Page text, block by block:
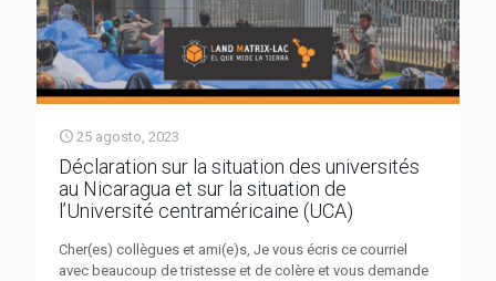
25 agosto, 2023
Déclaration sur la situation des universités
au Nicaragua et sur la situation de
l’Université centraméricaine (UCA)
Cher(es) collègues et ami(e)s, Je vous écris ce courriel
avec beaucoup de tristesse et de colère et vous demande